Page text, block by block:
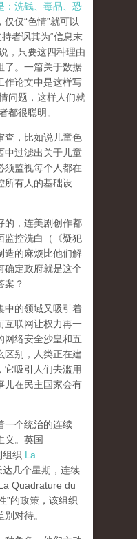
：洗钱、毒品、恐
仅仅“色情”就可以
者讽其为“信息末
，只要这四种理由
了。一篇关于数据
作论文中是这样写
问题，这样人们就
都很聪明。
查，比如说儿童色
中过滤出关于儿童
须监视每个人都在
所有人的基础设
的，连美剧创作都
监控洗白（《疑犯
造的麻烦比他们解
确定政府就是这个
案？
中的领域又吸引着
互联网让权力再一
网络安全沙皇和五
区别，人类正在建
它吸引人们去滥用
儿在民主国家会有
一个统治的连续
义。英国
组织 La
达几个星期，连续
Quadrature du
”的政策，该组织
对待。